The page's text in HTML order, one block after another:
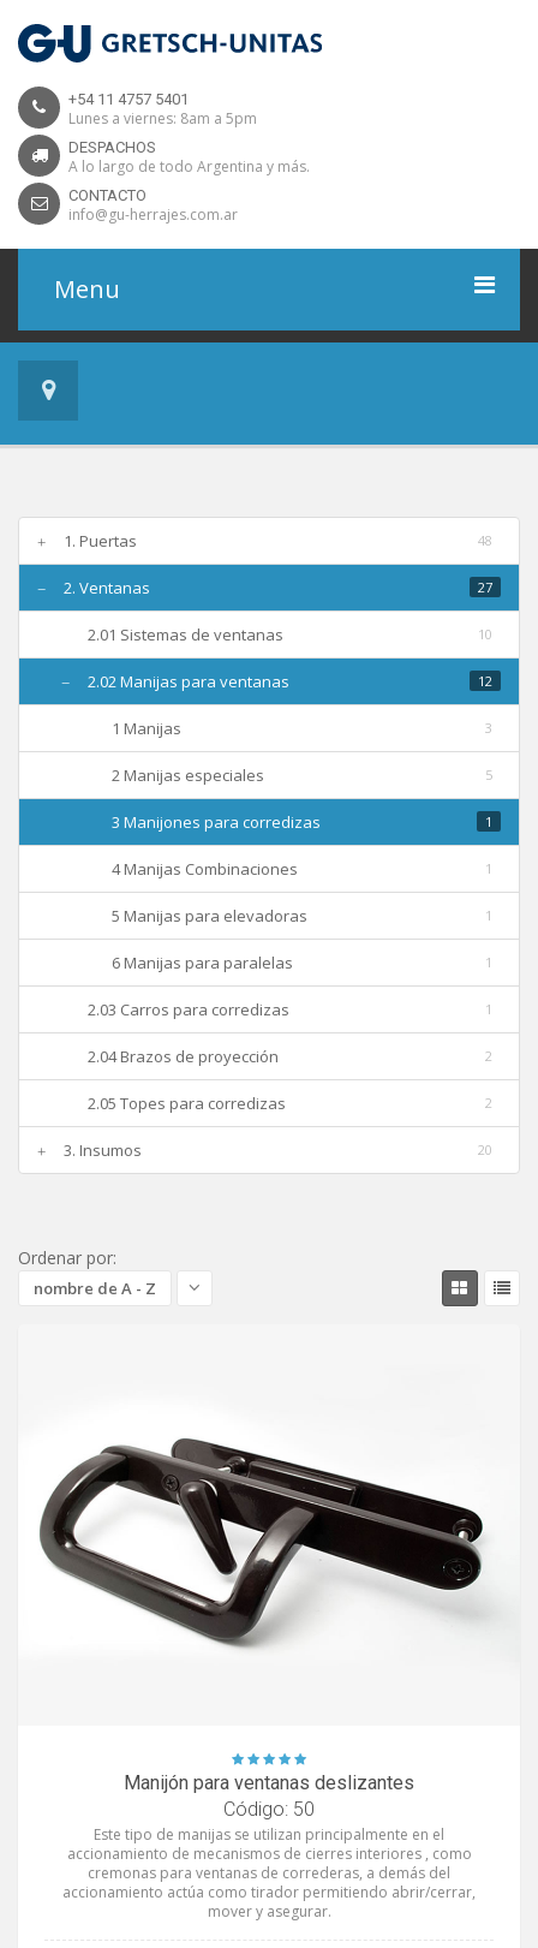
+54 11 4757 5401
Lunes a viernes: 8am a 5pm
DESPACHOS
A lo largo de todo Argentina y más.
CONTACTO
info@gu-herrajes.com.ar
Menu
Home
Productos
Descargas
Nosotros
Contacto
1. Puertas 48
2. Ventanas 27
2.01 Sistemas de ventanas 10
2.02 Manijas para ventanas 12
1 Manijas 3
2 Manijas especiales 5
3 Manijones para corredizas 1
4 Manijas Combinaciones 1
5 Manijas para elevadoras 1
6 Manijas para paralelas 1
2.03 Carros para corredizas 1
2.04 Brazos de proyección 2
2.05 Topes para corredizas 2
3. Insumos 20
Ordenar por:
nombre de A - Z
Manijón para ventanas deslizantes
Código: 50
Este tipo de manijas se utilizan principalmente en el
accionamiento de mecanismos de cierres interiores , como
cremonas para ventanas de correderas, a demás del
accionamiento actúa como tirador permitiendo abrir/cerrar,
mover y asegurar.